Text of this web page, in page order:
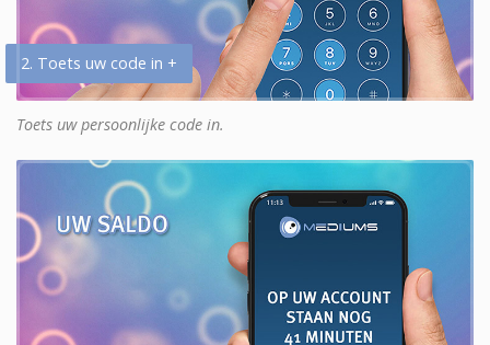
2. Toets uw code in +
Toets uw persoonlijke code in.